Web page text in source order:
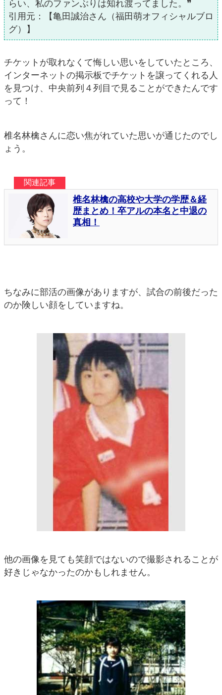
らい、私のファンぶりは知れ渡ってました。❞
引用元：【亀田誠治さん（福田萌オフィシャルブロ
グ）】
チケットが取れなくて悔しい思いをしていたところ、
インターネットの掲示板でチケットを譲ってくれる人
を見つけ、中央前列４列目で見ることができたんです
って！
椎名林檎さんに恋い焦がれていた思いが通じたのでし
ょう。
ちなみに部活の画像がありますが、試合の前後だった
のか険しい顔をしていますね。
他の画像を見ても笑顔ではないので撮影されることが
好きじゃなかったのかもしれません。